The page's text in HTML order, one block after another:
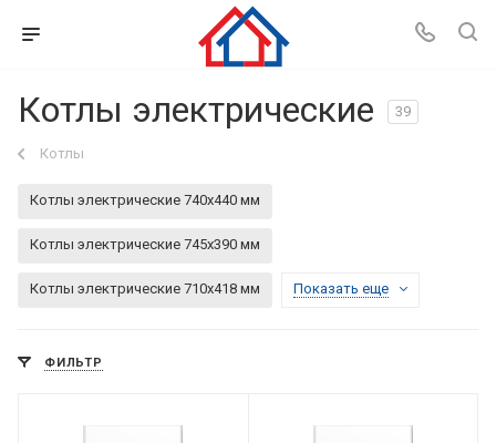
Котлы электрические 39
Котлы
Котлы электрические 740х440 мм
Котлы электрические 745х390 мм
Котлы электрические 710х418 мм Показать еще
ФИЛЬТР